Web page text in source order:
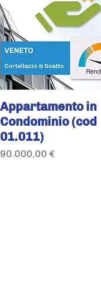
Appartamento in
Condominio (cod
01.011)
Prezzo
90.000,00 €